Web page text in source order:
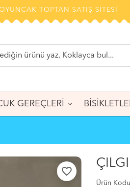
TOPTAN SATIŞ SİTESİ
GEREÇLERİ
favorite_border
Ürün